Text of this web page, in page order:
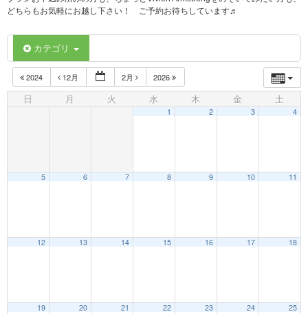
どちらもお気軽にお越し下さい！ ご予約お待ちしています♬
カテゴリ
2024 12月 2月 2026
日 月 火 水 木 金 土
1 2 3 4
5 6 7 8 9 10 11
12 13 14 15 16 17 18
19 20 21 22 23 24 25